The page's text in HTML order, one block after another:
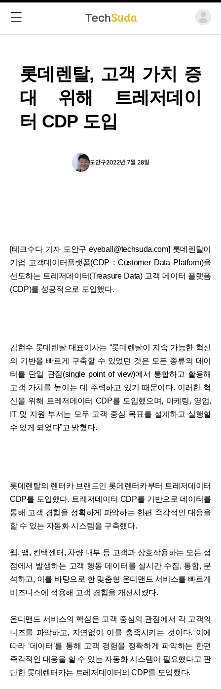
롯데렌탈, 고객 가치 증
대 위해 트레저데이
터 CDP 도입
도안구2022년 7월 28일
[테크수다 기자 도안구 eyeball@techsuda.com] 롯데렌탈이
기업 고객데이터플랫폼(CDP : Customer Data Platform)을
선도하는 트레저데이터(Treasure Data) 고객 데이터 플랫폼
(CDP)를 성공적으로 도입했다.
김현수 롯데렌탈 대표이사는 “롯데렌탈이 지속 가능한 혁신
의 기반을 빠르게 구축할 수 있었던 것은 모든 종류의 데이
터를 단일 관점(single point of view)에서 통합하고 활용해
고객 가치를 높이는 데 주력하고 있기 때문이다. 이러한 혁
신을 위해 트레저데이터 CDP를 도입했으며, 마케팅, 영업,
IT 및 지원 부서는 모두 고객 중심 목표를 설계하고 실행할
수 있게 되었다”고 밝혔다.
롯데렌탈의 렌터카 브랜드인 롯데렌터카부터 트레저데이터
CDP를 도입했다. 트레저데이터 CDP를 기반으로 데이터를
통해 고객 경험을 정확하게 파악하는 한편 즉각적인 대응을
할 수 있는 자동화 시스템을 구축했다.
웹, 앱, 컨택센터, 차량 내부 등 고객과 상호작용하는 모든 접
점에서 발생하는 고객 행동 데이터를 실시간 수집, 통합, 분
석하고, 이를 바탕으로 한 맞춤형 온디맨드 서비스를 빠르게
비즈니스에 적용해 고객 경험을 개션시켰다.
온디맨드 서비스의 핵심은 고객 중심의 관점에서 각 고객의
니즈를 파악하고, 지연없이 이를 충족시키는 것이다. 이에
따라 ‘데이터’를 통해 고객 경험을 정확하게 파악하는 한편
즉각적인 대응을 할 수 있는 자동화 시스템이 필요했다고 판
단한 롯데렌터카는 트레저데이터의 CDP를 도입했다.